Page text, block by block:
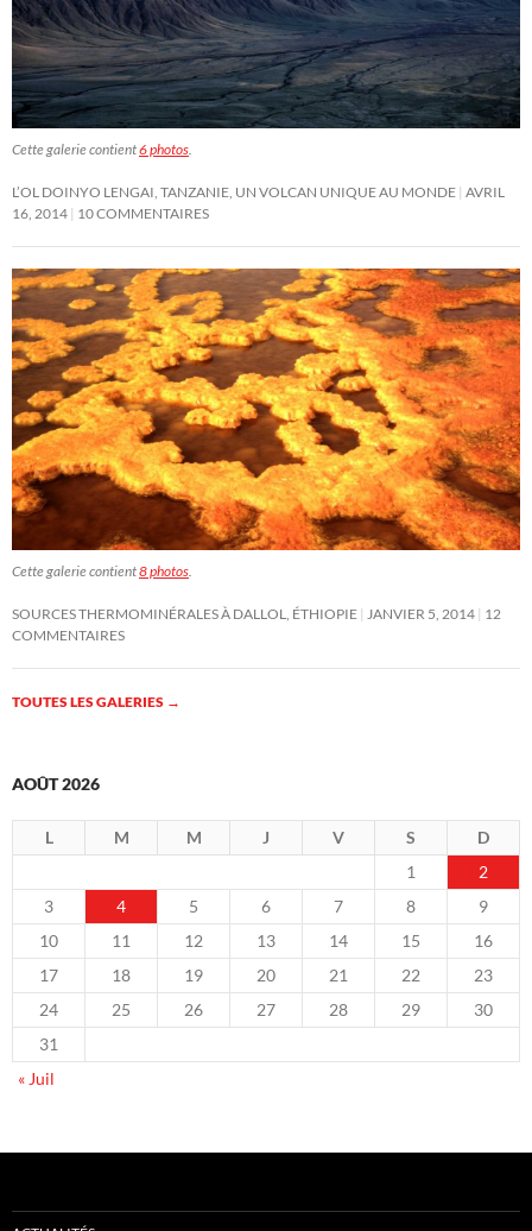
Cette galerie contient6 photos
L’OL DOINYO LENGAI, TANZANIE, UN VOLCAN UNIQUE AU MONDE AVRIL
16, 2014 10 COMMENTAIRES
Cette galerie contient8 photos
SOURCES THERMOMINÉRALES À DALLOL, ÉTHIOPIE JANVIER 5, 2014 12
COMMENTAIRES
TOUTES LES GALERIES →
AOÛT 2026
L M M J V S
D
1
2
3
4 5 6 7 8
9
10
11 12 13 14 15
16
17
18 19 20 21 22
23
24
25 26 27 28 29
30
31
« Juil